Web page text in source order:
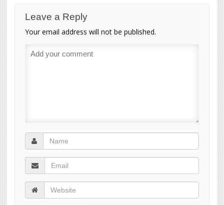
Leave a Reply
Your email address will not be published.